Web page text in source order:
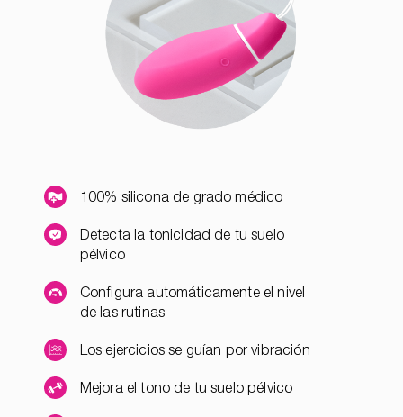
100% silicona de grado médico
Detecta la tonicidad de tu suelo
pélvico
Configura automáticamente el nivel
de las rutinas
Los ejercicios se guían por vibración
Mejora el tono de tu suelo pélvico